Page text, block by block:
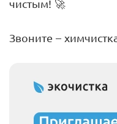
чистым! 🚀
Звоните –